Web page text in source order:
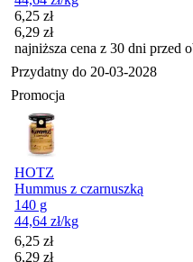
Cena promocyjna
6,25 zł
6,29 zł
najniższa cena z 30 dni przed
Przydatny do 20-03-2028
Promocja
HOTZ
Hummus z czarnuszką
140 g
44,64 zł/kg
Cena promocyjna
6,25 zł
6,29 zł